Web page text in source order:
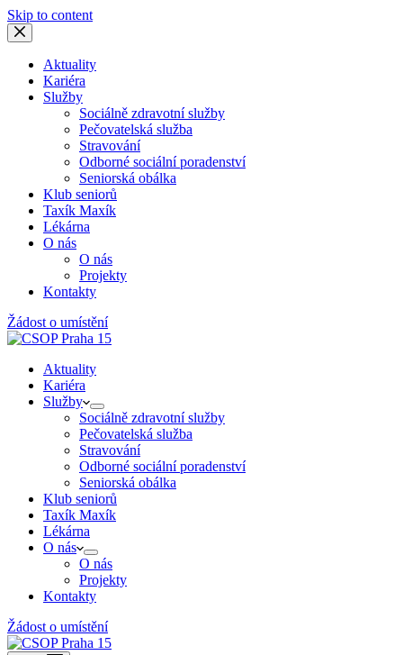
Skip to content
Aktuality
Kariéra
Služby
Sociálně zdravotní služby
Pečovatelská služba
Stravování
Odborné sociální poradenství
Seniorská obálka
Klub seniorů
Taxík Maxík
Lékárna
O nás
O nás
Projekty
Kontakty
Žádost o umístění
Aktuality
Kariéra
Služby
Sociálně zdravotní služby
Pečovatelská služba
Stravování
Odborné sociální poradenství
Seniorská obálka
Klub seniorů
Taxík Maxík
Lékárna
O nás
O nás
Projekty
Kontakty
Žádost o umístění